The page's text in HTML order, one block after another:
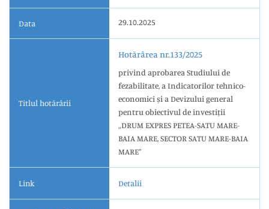
Data 29.10.2025
Titlul hotărârii
Hotărârea nr.133/2025
privind aprobarea Studiului de
fezabilitate, a Indicatorilor tehnico-
economici și a Devizului general
pentru obiectivul de investiții
„DRUM EXPRES PETEA-SATU MARE-
BAIA MARE, SECTOR SATU MARE-BAIA
MARE”
Link Detalii